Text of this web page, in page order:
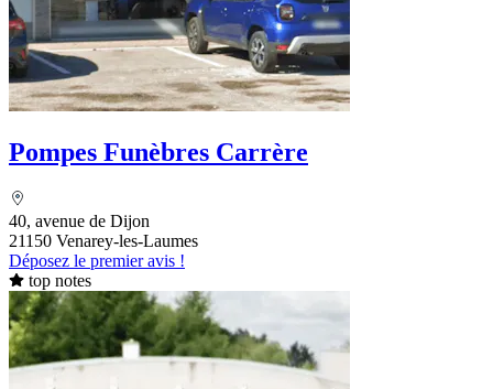
Pompes Funèbres Carrère
40, avenue de Dijon
21150 Venarey-les-Laumes
Déposez le premier avis !
top notes